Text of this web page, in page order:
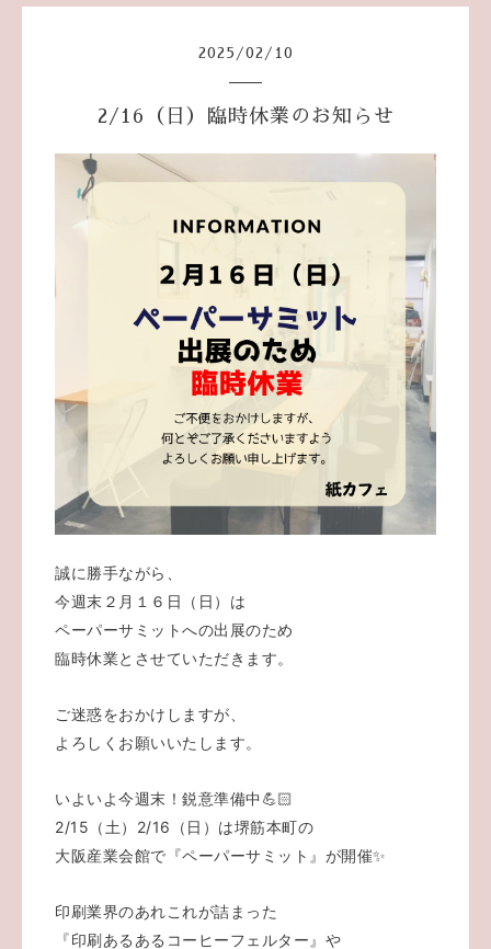
2025 /02 / 10
2/16（日）臨時休業のお知らせ
誠に勝手ながら、
今週末２月１６日（日）は
ペーパーサミットへの出展のため
臨時休業とさせていただきます。
ご迷惑をおかけしますが、
よろしくお願いいたします。
いよいよ今週末！鋭意準備中💪🏻
2/15（土）2/16（日）は堺筋本町の
大阪産業会館で『ペーパーサミット』が開催✨️
印刷業界のあれこれが詰まった
『印刷あるあるコーヒーフェルター』や